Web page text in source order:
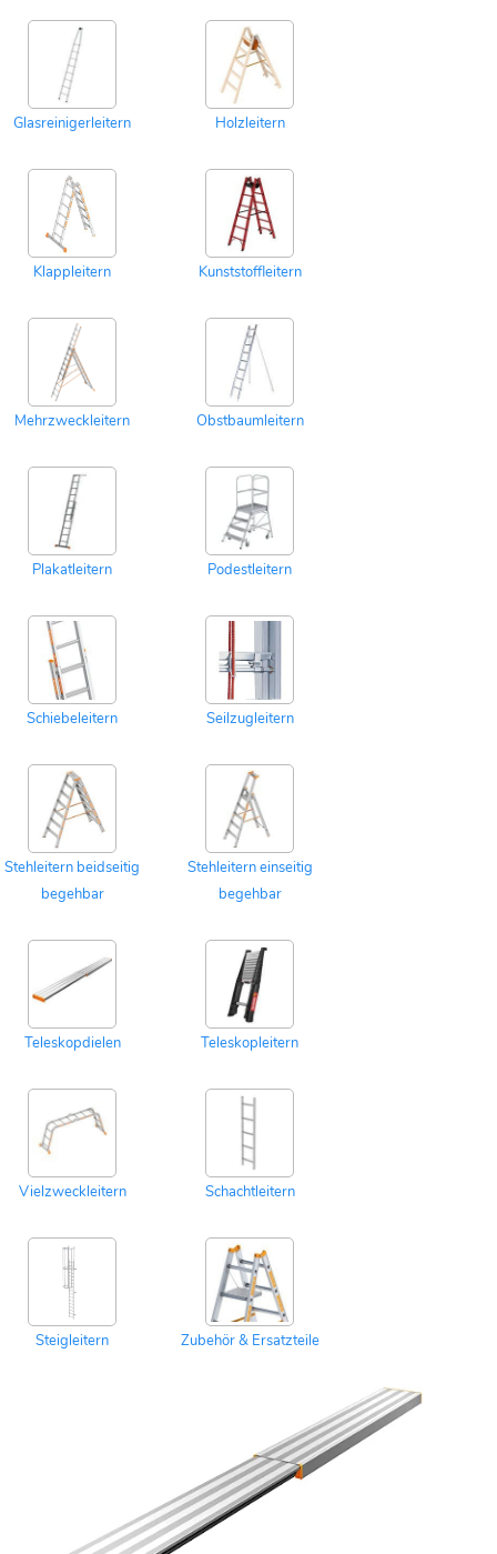
Glasreinigerleitern Holzleitern
Klappleitern Kunststoffleitern
Mehrzweckleitern Obstbaumleitern
Plakatleitern Podestleitern
Schiebeleitern Seilzugleitern
Stehleitern beidseitig
begehbar
Stehleitern einseitig
begehbar
Teleskopdielen Teleskopleitern
Vielzweckleitern Schachtleitern
Steigleitern Zubehör & Ersatzteile